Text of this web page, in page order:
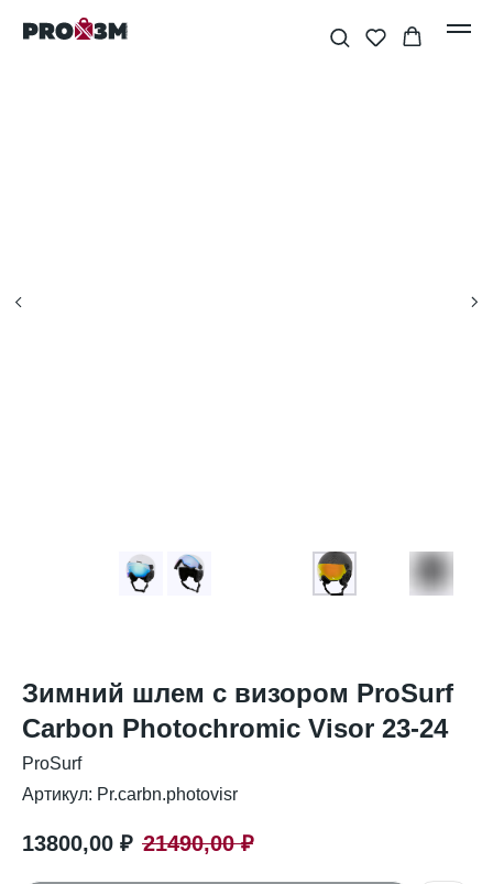
Зимний шлем с визором ProSurf
Carbon Photochromic Visor 23-24
ProSurf
Артикул: Pr.carbn.photovisr
13800,00 ₽ 21490,00 ₽